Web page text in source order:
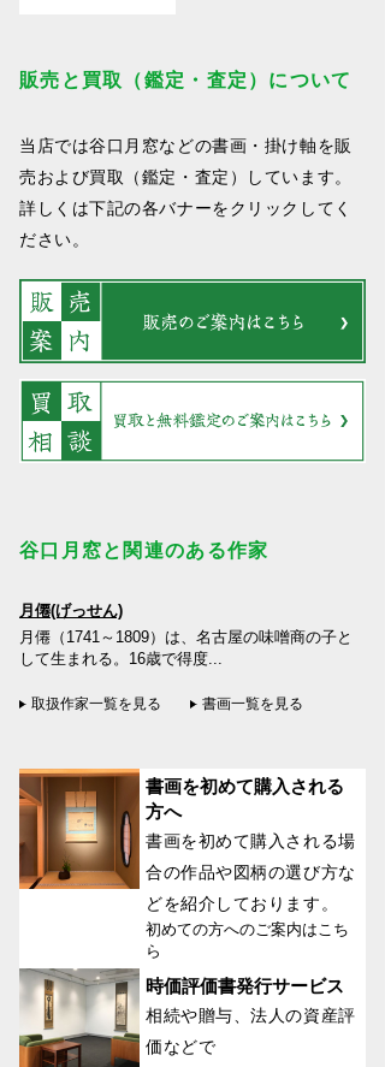
販売と買取（鑑定・査定）について
当店では谷口月窓などの書画・掛け軸を販
売および買取（鑑定・査定）しています。
詳しくは下記の各バナーをクリックしてく
ださい。
谷口月窓と関連のある作家
月僊(げっせん)
月僊（1741～1809）は、名古屋の味噌商の子と
して生まれる。16歳で得度...
取扱作家一覧を見る 書画一覧を見る
書画を初めて購入される
方へ
書画を初めて購入される場
合の作品や図柄の選び方な
どを紹介しております。
初めての方へのご案内はこち
ら
時価評価書発行サービス
相続や贈与、法人の資産評
価などで